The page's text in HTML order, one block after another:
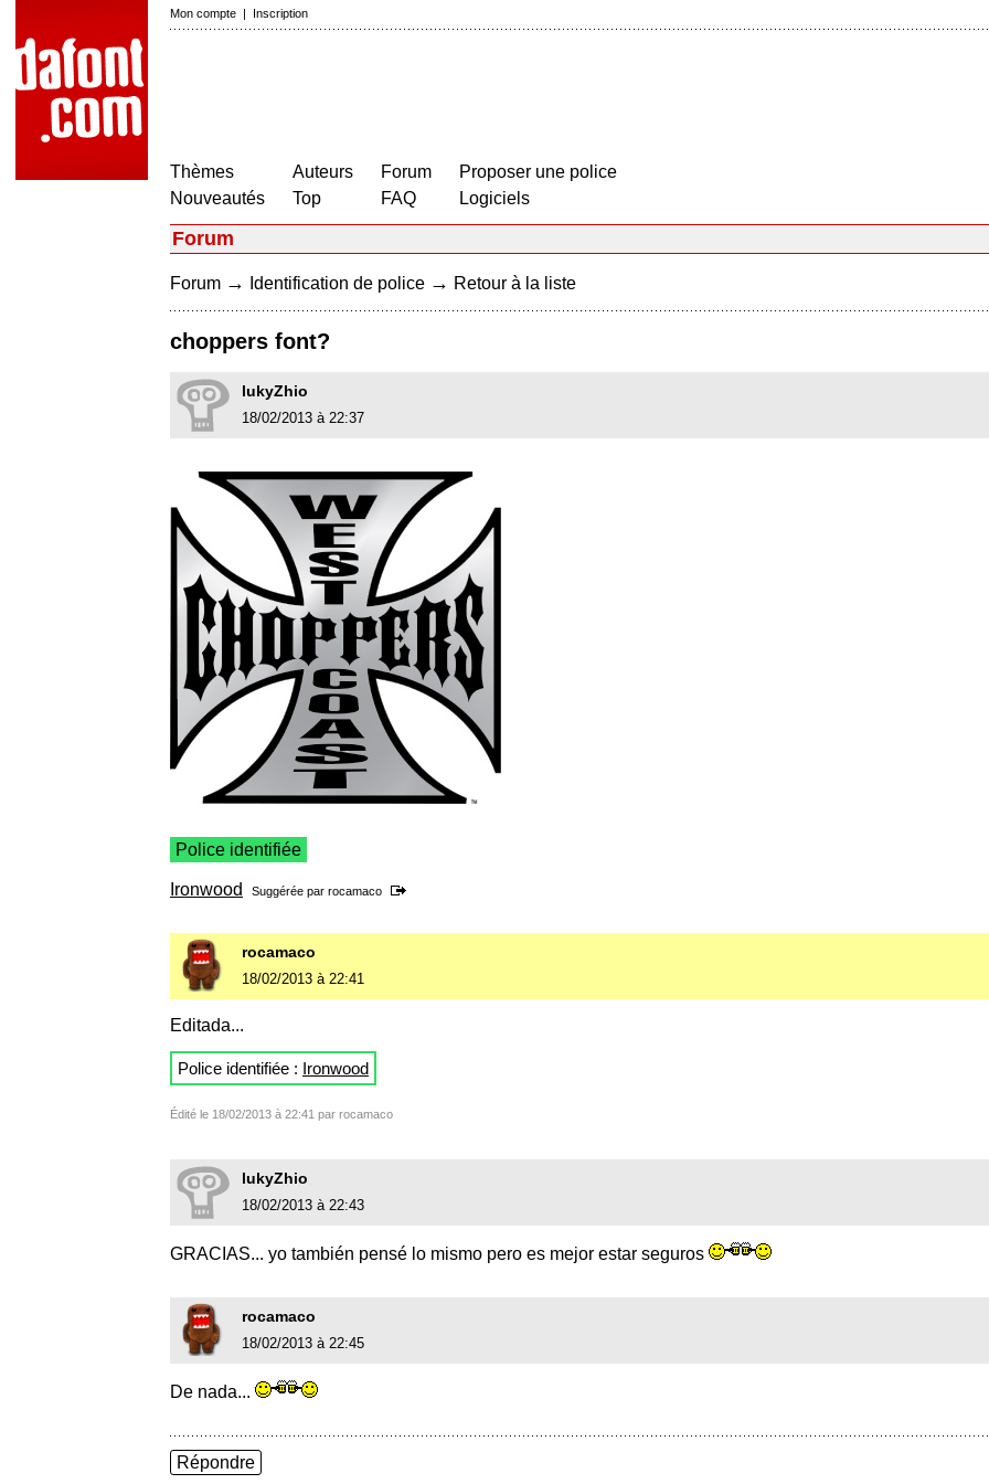
Mon compte | Inscription
Thèmes
Nouveautés
Auteurs
Top
Forum
FAQ
Proposer une police
Logiciels
Forum
Forum → Identification de police → Retour à la liste
choppers font?
lukyZhio
18/02/2013 à 22:37
Police identifiée
Ironwood Suggérée par rocamaco
rocamaco
18/02/2013 à 22:41
Editada...
Police identifiée : Ironwood
Édité le 18/02/2013 à 22:41 par rocamaco
lukyZhio
18/02/2013 à 22:43
GRACIAS... yo también pensé lo mismo pero es mejor estar seguros
rocamaco
18/02/2013 à 22:45
De nada...
Répondre